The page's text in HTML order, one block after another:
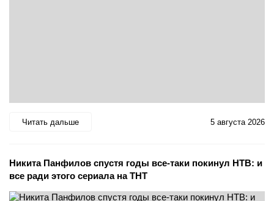
Читать дальше 5 августа 2026
Никита Панфилов спустя годы все-таки покинул НТВ: и
все ради этого сериала на ТНТ